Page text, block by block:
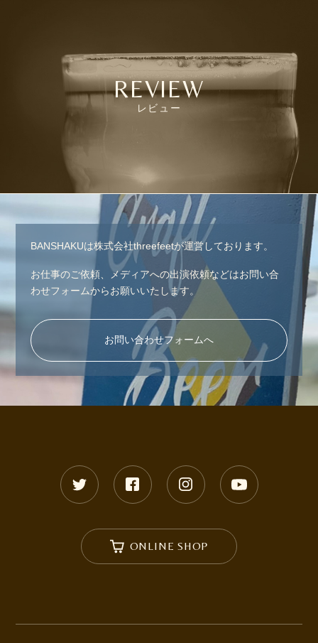
REVIEW
レビュー
BANSHAKUは株式会社threefeetが運営しております。
お仕事のご依頼、メディアへの出演依頼などはお問い合
わせフォームからお願いいたします。
お問い合わせフォームへ
ONLINE SHOP